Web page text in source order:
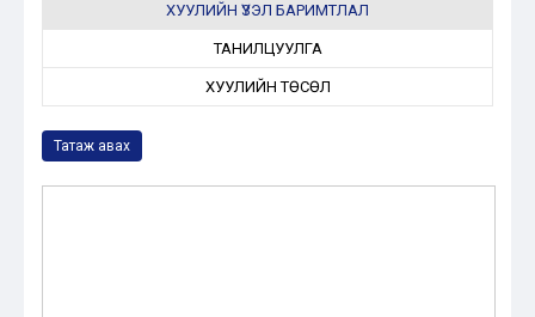
ХУУЛИЙН ҮЗЭЛ БАРИМТЛАЛ
ТАНИЛЦУУЛГА
ХУУЛИЙН ТӨСӨЛ
Татаж авах